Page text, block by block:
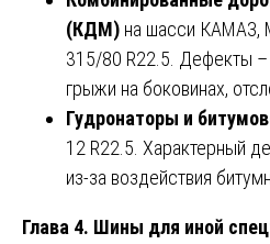
(КДМ) на шасси КАМАЗ,
315/80 R22.5. Дефекты
грыжи на боковинах,
Гудронаторы и
12 R22.5. Характерный
из-за воздействия
Глава 4. Шины для иной